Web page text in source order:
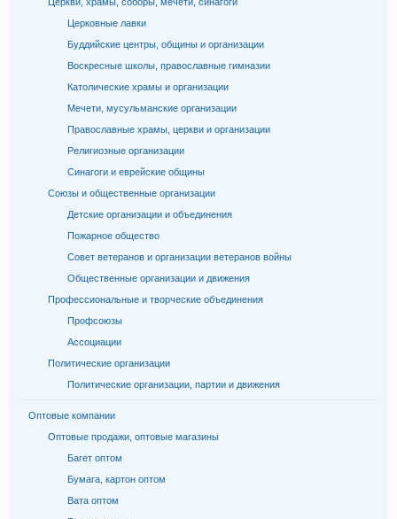
Церковные лавки
Буддийские центры, общины и организации
Воскресные школы, православные гимназии
Католические храмы и организации
Мечети, мусульманские организации
Православные храмы, церкви и организации
Религиозные организации
Синагоги и еврейские общины
Союзы и общественные организации
Детские организации и объединения
Пожарное общество
Совет ветеранов и организации ветеранов войны
Общественные организации и движения
Профессиональные и творческие объединения
Профсоюзы
Ассоциации
Политические организации
Политические организации, партии и движения
Оптовые компании
Оптовые продажи, оптовые магазины
Багет оптом
Бумага, картон оптом
Вата оптом